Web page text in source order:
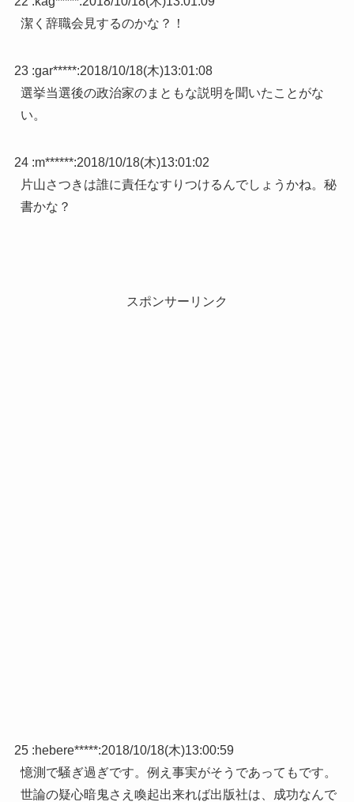
潔く辞職会見するのかな？！
23 :gar*****:2018/10/18(木)13:01:08
選挙当選後の政治家のまともな説明を聞いたことがな
い。
24 :m******:2018/10/18(木)13:01:02
片山さつきは誰に責任なすりつけるんでしょうかね。秘
書かな？
スポンサーリンク
25 :hebere*****:2018/10/18(木)13:00:59
憶測で騒ぎ過ぎです。例え事実がそうであってもです。
世論の疑心暗鬼さえ喚起出来れば出版社は、成功なんで